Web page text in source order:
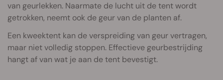
van geurlekken. Naarmate de lucht uit de tent wordt
getrokken, neemt ook de geur van de planten af.
Een kweektent kan de verspreiding van geur vertragen,
maar niet volledig stoppen. Effectieve geurbestrijding
hangt af van wat je aan de tent bevestigt.